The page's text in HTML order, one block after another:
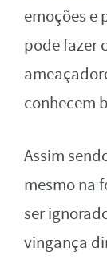
emoções e
pode fazer
conhecem
Assim
mesmo na
ser
vingança